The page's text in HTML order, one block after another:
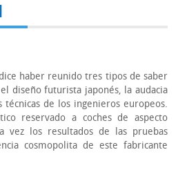
haber reunido tres tipos de saber
diseño futurista japonés, la audacia
técnicas de los ingenieros europeos.
reservado a coches de aspecto
vez los resultados de las pruebas
cosmopolita de este fabricante